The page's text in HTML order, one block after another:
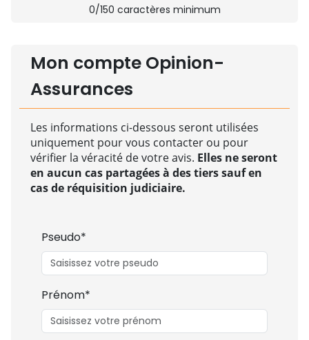
0/150 caractères minimum
Mon compte Opinion-
Assurances
Les informations ci-dessous seront utilisées
uniquement pour vous contacter ou pour
vérifier la véracité de votre avis. Elles ne seront
en aucun cas partagées à des tiers sauf en
cas de réquisition judiciaire.
Pseudo*
Prénom*